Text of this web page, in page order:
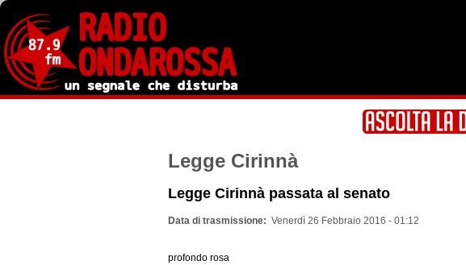
Salta
contenuto
principale
Legge Cirinnà
Legge Cirinnà passata al senato
Data di trasmissione Venerdì 26 Febbraio 2016 - 01:12
profondo rosa